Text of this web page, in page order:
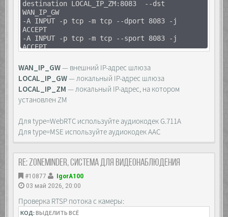
destination LOCAL_IP_ZM:8083 --dst
WAN_IP_GW
-A INPUT -p tcp -m tcp --dport 8083 -j
ACCEPT
-A INPUT -p tcp -m tcp --sport 8083 -j
ACCEPT
WAN_IP_GW— внешний IP-адрес шлюза
LOCAL_IP_GW— локальный IP-адрес шлюза
LOCAL_IP_ZM — локальный IP-адрес, на котором
установлен ZM
Для type=WebRTC используйте аудиокодек G.711A
Для type=MSE используйте аудиокодек AAC
Re: Zoneminder, система для видеонаблюдения
#10877
IgorA100
03 май 2026, 20:00
Проверка RTSP потока с камеры:
КОД:ВЫДЕЛИТЬ ВСЁ